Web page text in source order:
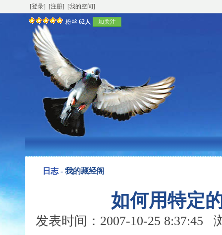
[登录] [注册] [我的空间]
粉丝 62人 加关注
日志 - 我的藏经阁
如何用特定
发表时间：2007-10-25 8:37:45